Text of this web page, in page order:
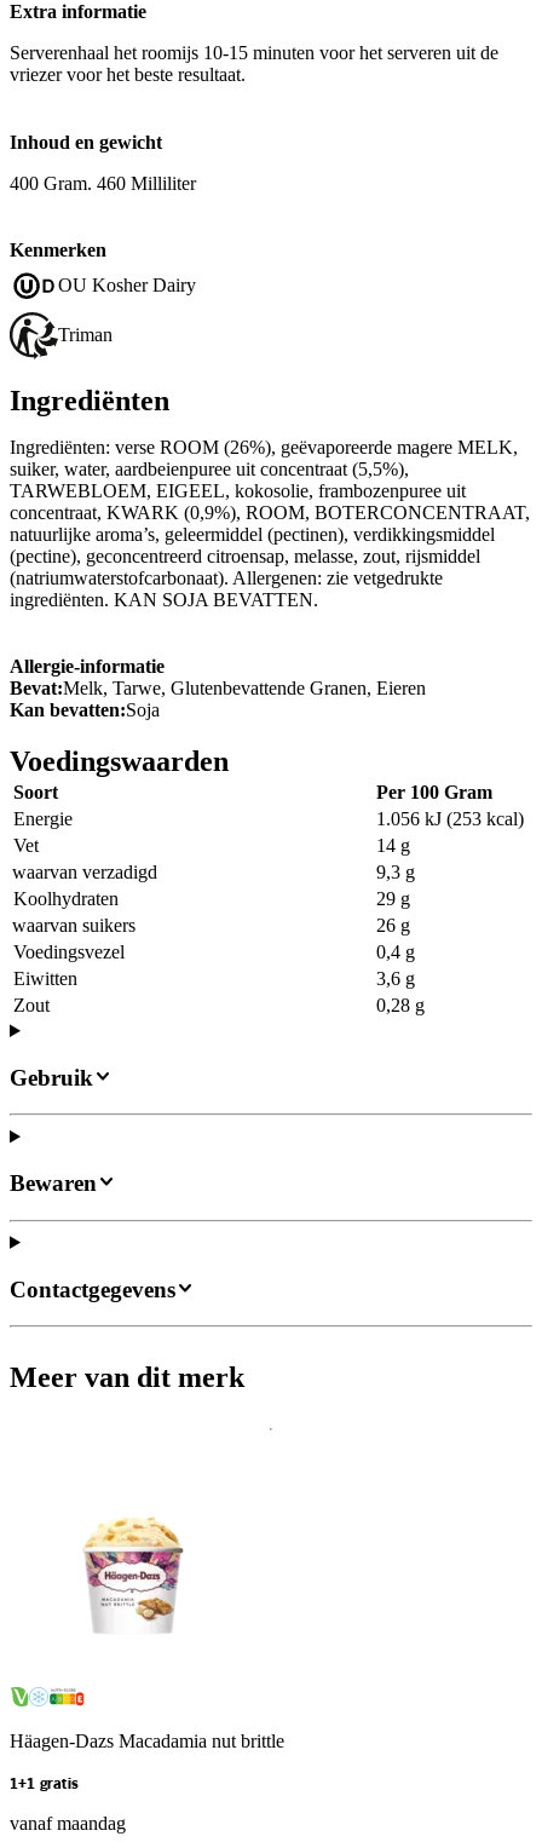
Extra informatie
Serverenhaal het roomijs 10-15 minuten voor het serveren uit de
vriezer voor het beste resultaat.
Inhoud en gewicht
400 Gram. 460 Milliliter
Kenmerken
OU Kosher Dairy
Triman
Ingrediënten
Ingrediënten: verse ROOM (26%), geëvaporeerde magere MELK,
suiker, water, aardbeienpuree uit concentraat (5,5%),
TARWEBLOEM, EIGEEL, kokosolie, frambozenpuree uit
concentraat, KWARK (0,9%), ROOM, BOTERCONCENTRAAT,
natuurlijke aroma’s, geleermiddel (pectinen), verdikkingsmiddel
(pectine), geconcentreerd citroensap, melasse, zout, rijsmiddel
(natriumwaterstofcarbonaat). Allergenen: zie vetgedrukte
ingrediënten. KAN SOJA BEVATTEN.
Allergie-informatie
Bevat:Melk, Tarwe, Glutenbevattende Granen, Eieren
Kan bevatten:Soja
Voedingswaarden
Soort
Per 100 Gram
Energie
1.056 kJ (253 kcal)
Vet
14 g
waarvan verzadigd
9,3 g
Koolhydraten
29 g
waarvan suikers
26 g
Voedingsvezel
0,4 g
Eiwitten
3,6 g
Zout
0,28 g
Gebruik
Bewaren
Contactgegevens
Meer van dit merk
Häagen-Dazs Macadamia nut brittle
1+1 gratis
vanaf maandag